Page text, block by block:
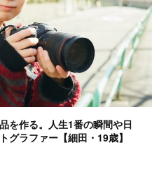
を作る。人生1番の瞬間や日
グラファー【細田・19歳】